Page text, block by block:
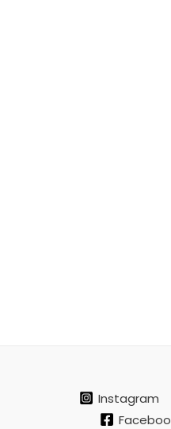
Instagram